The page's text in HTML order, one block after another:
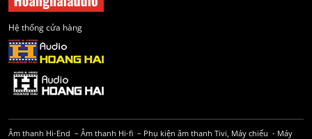
Hệ thống cửa hàng
Âm thanh Hi-End – Âm thanh Hi-fi – Phụ kiện âm thanh Tivi, Máy chiếu - Máy